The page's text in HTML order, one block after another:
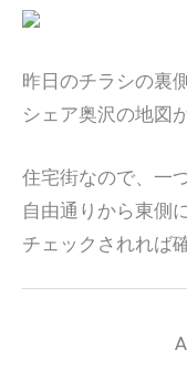
昨日のチラシの裏
シェア奥沢の地図
住宅街なので、一
自由通りから東側
チェックされれば